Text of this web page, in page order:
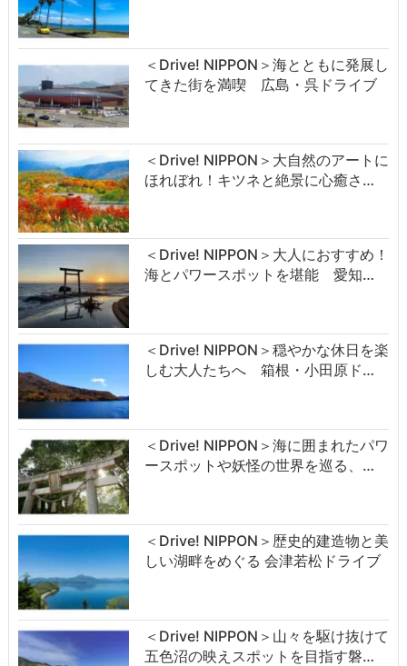
＜Drive! NIPPON＞海とともに発展し
てきた街を満喫 広島・呉ドライブ
＜Drive! NIPPON＞大自然のアートに
ほれぼれ！キツネと絶景に心癒さ…
＜Drive! NIPPON＞大人におすすめ！
海とパワースポットを堪能 愛知…
＜Drive! NIPPON＞穏やかな休日を楽
しむ大人たちへ 箱根・小田原ド…
＜Drive! NIPPON＞海に囲まれたパワ
ースポットや妖怪の世界を巡る、…
＜Drive! NIPPON＞歴史的建造物と美
しい湖畔をめぐる 会津若松ドライブ
＜Drive! NIPPON＞山々を駆け抜けて
五色沼の映えスポットを目指す磐…